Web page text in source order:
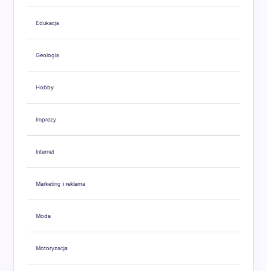
Edukacja
Geologia
Hobby
Imprezy
Internet
Marketing i reklama
Moda
Motoryzacja